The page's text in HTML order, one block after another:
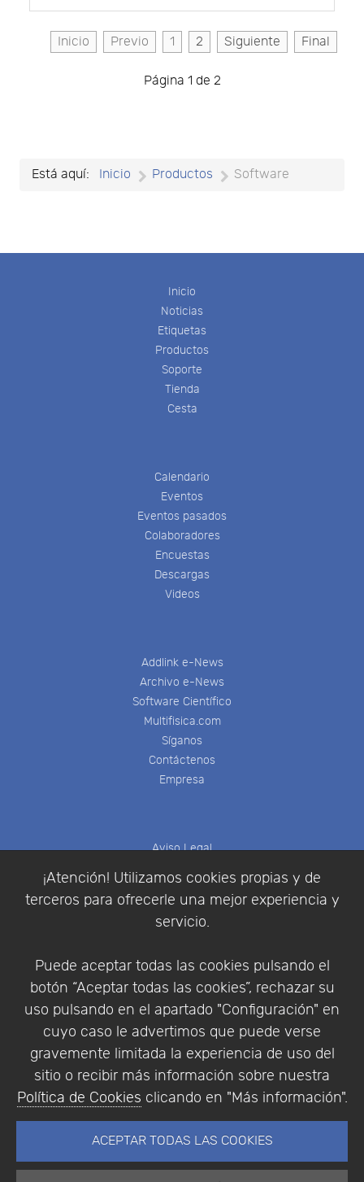
¡Atención! Utilizamos cookies propias y de
terceros para ofrecerle una mejor experiencia y
servicio.
Puede aceptar todas las cookies pulsando el
botón “Aceptar todas las cookies”, rechazar su
uso pulsando en el apartado "Configuración" en
cuyo caso le advertimos que puede verse
gravemente limitada la experiencia de uso del
sitio o recibir más información sobre nuestra
Política de Cookies clicando en "Más información".
ACEPTAR TODAS LAS COOKIES
Inicio Previo 1 2 Siguiente Final
Página 1 de 2
Está aquí: Inicio Productos Software
Inicio
Noticias
Etiquetas
Productos
Soporte
Tienda
Cesta
Calendario
Eventos
Eventos pasados
Colaboradores
Encuestas
Descargas
Videos
Addlink e-News
Archivo e-News
Software Científico
Multifisica.com
Síganos
Contáctenos
Empresa
Aviso Legal
Política de Privacidad
Condiciones de compra
Identificarse
Empresa|Aviso Legal| Política de Privacidad |
Política de Cookies
© Copyright 1994 - 2026. Addlink Software
Científico, S.L.
Portugal.